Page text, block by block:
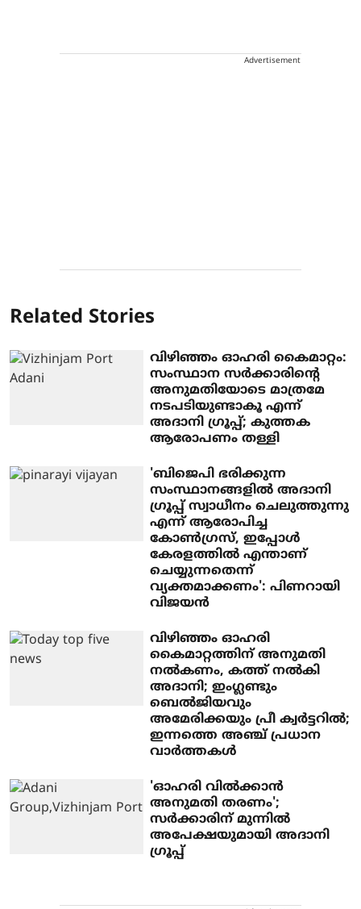
Advertisement
Related Stories
വിഴിഞ്ഞം ഓഹരി കൈമാറ്റം:
സംസ്ഥാന സർക്കാരിന്റെ
അനുമതിയോടെ മാത്രമേ
നടപടിയുണ്ടാകൂ എന്ന്
അദാനി ഗ്രൂപ്പ്; കുത്തക
ആരോപണം തള്ളി
'ബിജെപി ഭരിക്കുന്ന
സംസ്ഥാനങ്ങളിൽ അദാനി
ഗ്രൂപ്പ് സ്വാധീനം ചെലുത്തുന്നു
എന്ന് ആരോപിച്ച
കോൺഗ്രസ്, ഇപ്പോൾ
കേരളത്തിൽ എന്താണ്
ചെയ്യുന്നതെന്ന്
വ്യക്തമാക്കണം': പിണറായി
വിജയൻ
വിഴിഞ്ഞം ഓഹരി
കൈമാറ്റത്തിന് അനുമതി
നല്‍കണം, കത്ത് നല്‍കി
അദാനി; ഇംഗ്ലണ്ടും
ബെല്‍ജിയവും
അമേരിക്കയും പ്രീ ക്വര്‍ട്ടറില്‍;
ഇന്നത്തെ അഞ്ച് പ്രധാന
വാര്‍ത്തകള്‍
'ഓഹരി വിൽക്കാൻ
അനുമതി തരണം';
സർക്കാരിന് മുന്നിൽ
അപേക്ഷയുമായി അദാനി
ഗ്രൂപ്പ്